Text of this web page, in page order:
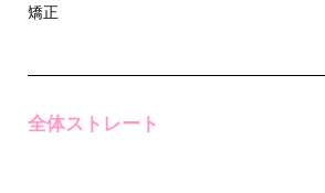
矯正
全体ストレート